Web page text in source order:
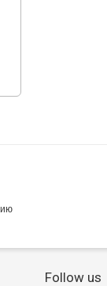
Follow us